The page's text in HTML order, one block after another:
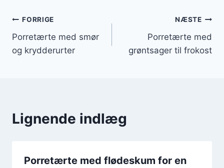
Indlægsnavigation
FORRIGE
Porretærte med smør
og krydderurter
NÆSTE
Porretærte med
grøntsager til frokost
Lignende indlæg
Porretærte med flødeskum for en